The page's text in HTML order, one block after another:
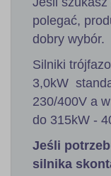
polegać,
dobry wybór.
Silniki
3,0kW
230/400V a
do 315kW -
Jeśli
silnika